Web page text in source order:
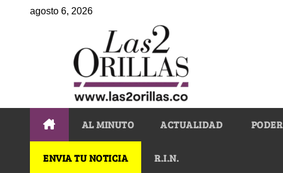
agosto 6, 2026
AL MINUTO ACTUALIDAD PODER
ENVIA TU NOTICIA R.I.N.